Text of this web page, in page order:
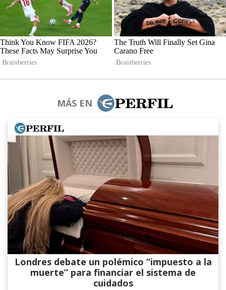
MÁS EN
Londres debate un polémico “impuesto a la
muerte” para financiar el sistema de
cuidados